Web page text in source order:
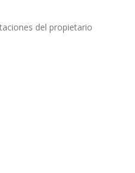
del propietario